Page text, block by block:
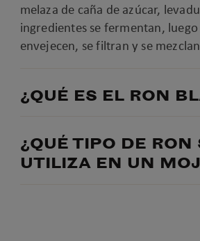
melaza de caña de azúcar,
ingredientes se fermentan, luego
envejecen, se filtran y se
¿QUÉ ES EL RON
¿QUÉ TIPO DE RON
UTILIZA EN UN